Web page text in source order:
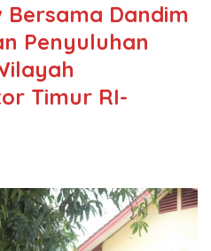
Bersama Dandim
Penyuluhan
Timur RI-